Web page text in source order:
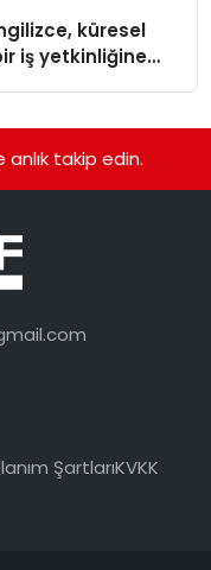
küresel
iş yetkinliğine
anlık takip edin.
ŞartlarıKVKK